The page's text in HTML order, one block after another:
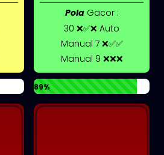
PolaGacor :
30 ❌✅❌ Auto
Manual 7 ❌✅✅
Manual 9 ❌❌❌
89%